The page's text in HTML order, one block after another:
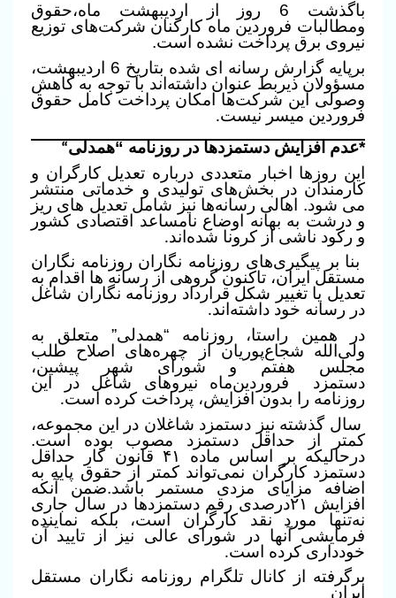
باگذشت 6 روز از اردیبهشت ماه،حقوق
ومطالبات فروردین ماه کارکنان شرکت‌های توزیع
نیروی برق پرداخت نشده است.
برپایه گزارش رسانه ای شده بتاریخ 6 اردیبهشت،
مسؤولان ذیربط عنوان داشته‌اند با توجه به کاهش
وصولی این شرکت‌ها امکان پرداخت کامل حقوق
فروردین میسر نیست.
*عدم افزایش دستمزدها در روزنامه “همدلی“
این روزها اخبار متعددی درباره تعدیل کارگران و
کارمندان در بخش‌های تولیدی و خدماتی منتشر
می شود. اهالی رسانه‌ها نیز شامل تعدیل های ریز
و درشت به بهانه اوضاع نامساعد اقتصادی کشور
و رکود ناشی از کرونا شده‌اند.
بنا بر پیگیری‌های روزنامه نگاران روزنامه نگاران
مستقل ایران، تاکنون گروهی از رسانه ها اقدام به
تعدیل یا تغییر شکل قرارداد روزنامه نگاران شاغل
در رسانه خود داشته‌اند.
در همین راستا، روزنامه “همدلی” متعلق به
ولی‌الله شجاع‌پوریان از چهره‌های اصلاح طلب
مجلس هفتم و شورای شهر پیشین،
دستمزد
فروردین‌ماه نیروهای شاغل در این
روزنامه را بدون افزایش، پرداخت کرده است.
سال گذشته نیز دستمزد شاغلان در این مجموعه،
کمتر از حداقل دستمزد مصوب بوده است.
درحالیکه
بر اساس ماده ۴۱ قانون کار حداقل
دستمزد کارگران نمی‌تواند کمتر از حقوق پایه به
اضافه مزایای مزدی مستمر باشد‌.ضمن آنکه
افزایش ۲۱درصدی رقم دستمزدها در سال جاری
نه‌تنها مورد نقد کارگران است، بلکه نماینده
فرمایشی آنها در شورای عالی نیز از تایید آن
خودداری کرده است.
برگرفته از کانال تلگرام روزنامه نگاران مستقل
ایران